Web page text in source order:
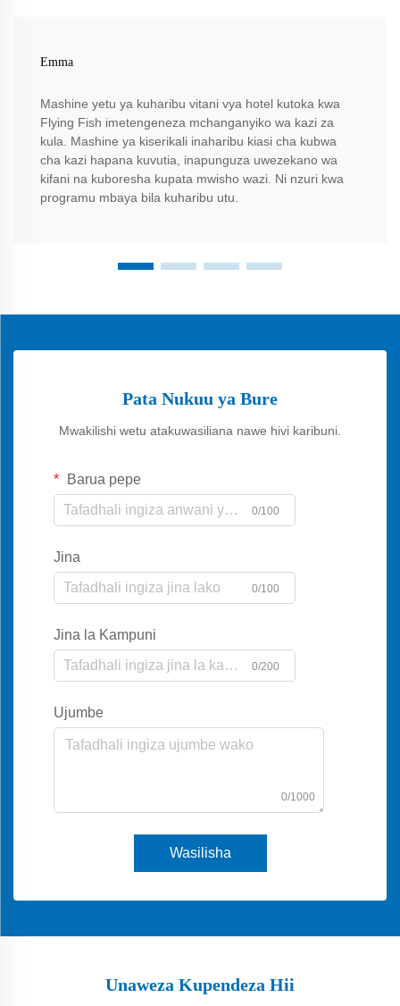
Emma
Mashine yetu ya kuharibu vitani vya hotel kutoka kwa
Flying Fish imetengeneza mchanganyiko wa kazi za
kula. Mashine ya kiserikali inaharibu kiasi cha kubwa
cha kazi hapana kuvutia, inapunguza uwezekano wa
kifani na kuboresha kupata mwisho wazi. Ni nzuri kwa
programu mbaya bila kuharibu utu.
Pata Nukuu ya Bure
Mwakilishi wetu atakuwasiliana nawe hivi karibuni.
Barua pepe
0/100
Jina
0/100
Jina la Kampuni
0/200
Ujumbe
0/1000
Wasilisha
Unaweza Kupendeza Hii